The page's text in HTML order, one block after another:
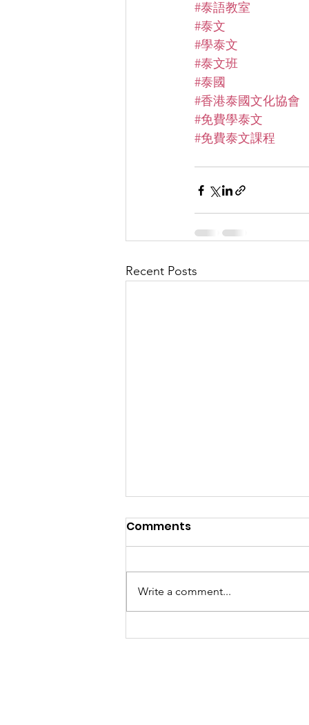
#泰語教室
#泰文
#學泰文
#泰文班
#泰國
#香港泰國文化協會
#免費學泰文
#免費泰文課程
Recent Posts
當你以為買嘅只係一張泰國數
Comments
Write a comment...